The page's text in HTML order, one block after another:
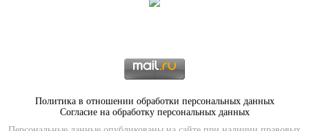
Политика в отношении обработки персональных данных
Согласие на обработку персональных данных